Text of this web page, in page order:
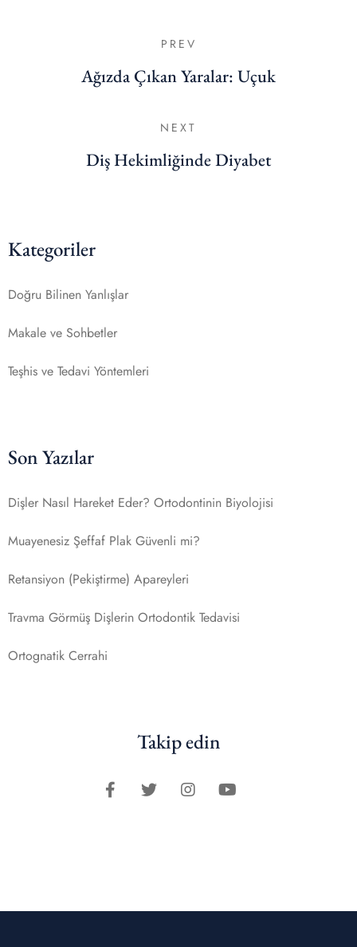
PREV
Ağızda Çıkan Yaralar: Uçuk
NEXT
Diş Hekimliğinde Diyabet
Kategoriler
Doğru Bilinen Yanlışlar
Makale ve Sohbetler
Teşhis ve Tedavi Yöntemleri
Son Yazılar
Dişler Nasıl Hareket Eder? Ortodontinin Biyolojisi
Muayenesiz Şeffaf Plak Güvenli mi?
Retansiyon (Pekiştirme) Apareyleri
Travma Görmüş Dişlerin Ortodontik Tedavisi
Ortognatik Cerrahi
Takip edin